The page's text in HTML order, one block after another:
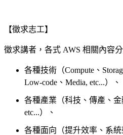
【徵求志工】
徵求講者，各式 AWS 相關內容
各種技術（Compute、
Low-code、Media, etc...）、
各種產業（科技、傳產、
etc...）、
各種面向（提升效率、系